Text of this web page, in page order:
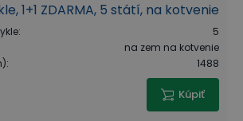
1+1 ZDARMA, 5 státí, na kotvenie
:
5
na zem na kotvenie
: 1488
Kúpiť